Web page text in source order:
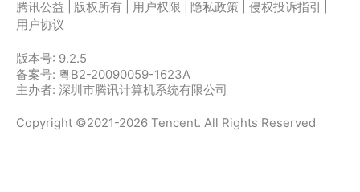
腾讯公益
版权所有 用户权限 隐私政策 侵权投诉指引
用户协议
版本号: 9.2.5
备案号: 粤B2-20090059-1623A
主办者: 深圳市腾讯计算机系统有限公司
Copyright ©2021-2026 Tencent. All Rights Reserved